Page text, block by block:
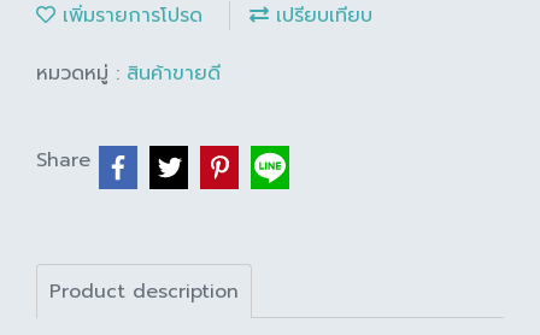
เพิ่มรายการโปรด
เปรียบเทียบ
หมวดหมู่ : สินค้าขายดี
Share
Product description